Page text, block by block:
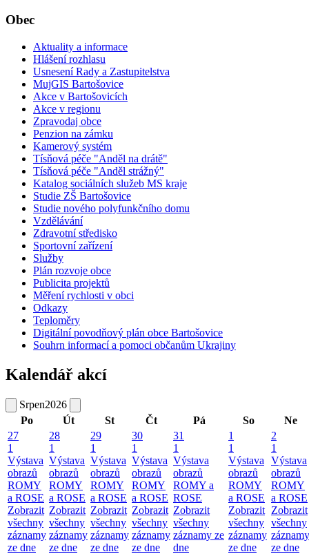
Obec
Aktuality a informace
Hlášení rozhlasu
Usnesení Rady a Zastupitelstva
MujGIS Bartošovice
Akce v Bartošovicích
Akce v regionu
Zpravodaj obce
Penzion na zámku
Kamerový systém
Tísňová péče "Anděl na drátě"
Tísňová péče "Anděl strážný"
Katalog sociálních služeb MS kraje
Studie ZŠ Bartošovice
Studie nového polyfunkčního domu
Vzdělávání
Zdravotní středisko
Sportovní zařízení
Služby
Plán rozvoje obce
Publicita projektů
Měření rychlosti v obci
Odkazy
Teploměry
Digitální povodňový plán obce Bartošovice
Souhrn informací a pomoci občanům Ukrajiny
Kalendář akcí
Srpen2026
Po
Út St Čt Pá So
Ne
27
1
Výstava
obrazů
ROMY
a ROSE
Zobrazit
všechny
záznamy
ze dne
28
1
Výstava
obrazů
ROMY
a ROSE
Zobrazit
všechny
záznamy
ze dne
29
1
Výstava
obrazů
ROMY
a ROSE
Zobrazit
všechny
záznamy
ze dne
30
1
Výstava
obrazů
ROMY
a ROSE
Zobrazit
všechny
záznamy
ze dne
31
1
Výstava
obrazů
ROMY a
ROSE
Zobrazit
všechny
záznamy ze
dne
1
1
Výstava
obrazů
ROMY
a ROSE
Zobrazit
všechny
záznamy
ze dne
2
1
Výstava
obrazů
ROMY
a ROSE
Zobrazit
všechny
záznamy
ze dne